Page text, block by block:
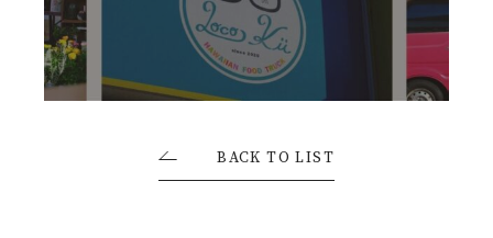
お問い合わせ・資料請求
モデルハウス来場予約
BACK TO LIST